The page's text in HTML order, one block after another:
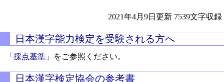
2021年4月9日更新 7539文字収録
日本漢字能力検定を受験される方へ
「採点基準 」をご参照ください。
日本漢字検定協会の参考書